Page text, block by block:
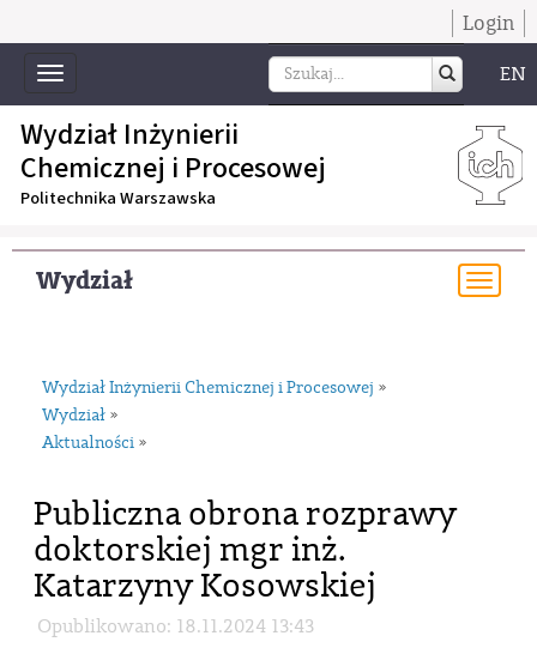
Login
Toggle
navigation
EN
Wydział Inżynierii
Chemicznej i Procesowej
Politechnika Warszawska
Wydział
Wydział Inżynierii Chemicznej i Procesowej »
Wydział »
Aktualności »
Publiczna obrona rozprawy
doktorskiej mgr inż.
Katarzyny Kosowskiej
Opublikowano: 18.11.2024 13:43